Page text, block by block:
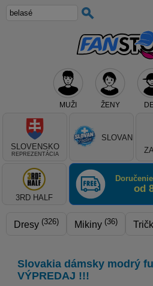
MUŽI ŽENY
Teraz vyberte klub,
SLOVENSKO
REPREZENTÁCIA
SLOVAN
3RD HALF
od
Dresy (326) Mikiny (36)
Slovakia dámsky modrý
VÝPREDAJ !!!